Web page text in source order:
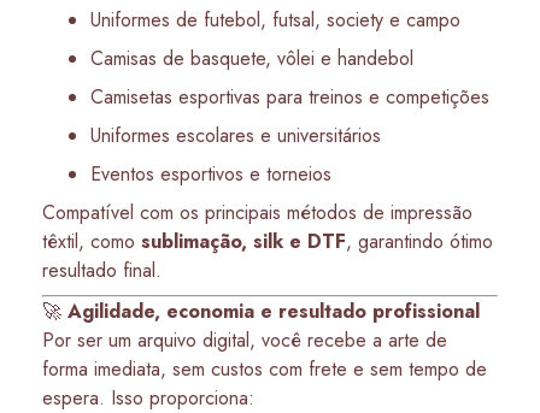
Uniformes de futebol, futsal, society e campo
Camisas de basquete, vôlei e handebol
Camisetas esportivas para treinos e competições
Uniformes escolares e universitários
Eventos esportivos e torneios
Compatível com os principais métodos de impressão
têxtil, como sublimação, silk e DTF, garantindo ótimo
resultado final.
🚀 Agilidade, economia e resultado profissional
Por ser um arquivo digital, você recebe a arte de
forma imediata, sem custos com frete e sem tempo de
espera. Isso proporciona: